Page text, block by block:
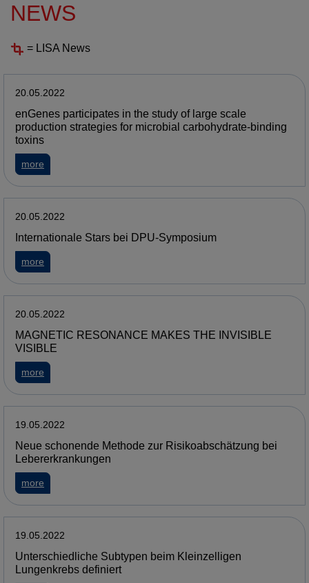
NEWS
= LISA News
20.05.2022
enGenes participates in the study of large scale
production strategies for microbial carbohydrate-binding
toxins
more
20.05.2022
Internationale Stars bei DPU-Symposium
more
20.05.2022
MAGNETIC RESONANCE MAKES THE INVISIBLE
VISIBLE
more
19.05.2022
Neue schonende Methode zur Risikoabschätzung bei
Lebererkrankungen
more
19.05.2022
Unterschiedliche Subtypen beim Kleinzelligen
Lungenkrebs definiert